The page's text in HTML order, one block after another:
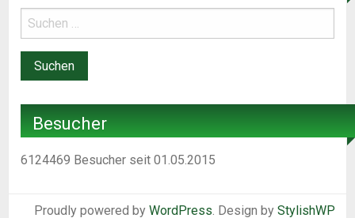
Besucher
6124469 Besucher seit 01.05.2015
Proudly powered by WordPress. Design by StylishWP